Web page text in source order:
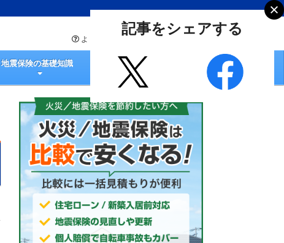
よくあるご質問 お問い合わせ
地震保険の基礎知識 火災保険の選び方
記事をシェアする